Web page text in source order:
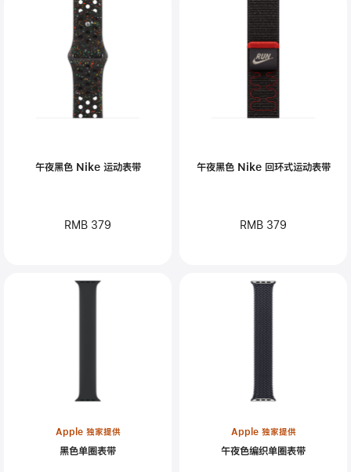
午夜黑色 Nike 运动表带
RMB 379
午夜黑色 Nike 回环式运动表带
RMB 379
Apple 独家提供
黑色单圈表带
Apple 独家提供
午夜色编织单圈表带